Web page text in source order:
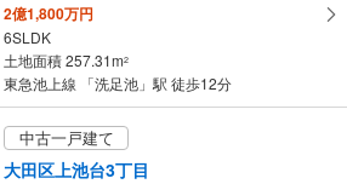
2億1,800万円
6SLDK
土地面積 257.31m2
東急池上線 「洗足池」駅 徒歩12分
中古一戸建て
大田区上池台3丁目